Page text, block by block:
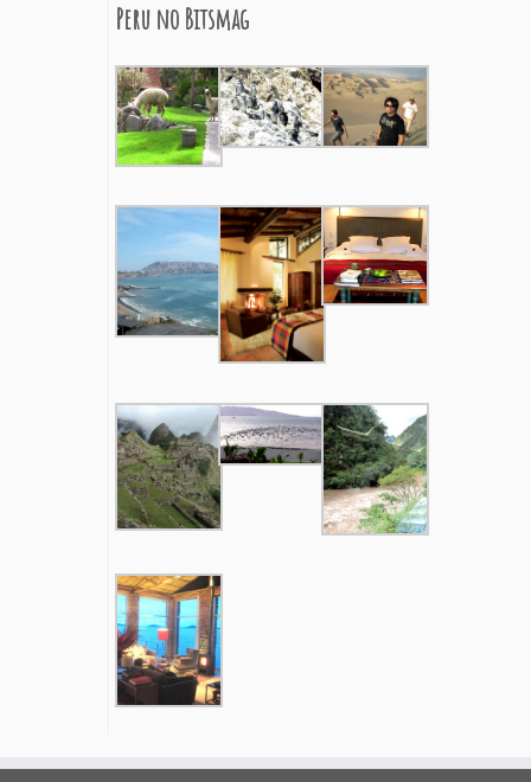
Peru no Bitsmag